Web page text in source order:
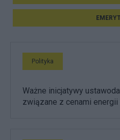
Polityka
Ważne inicjatywy
związane z cenami